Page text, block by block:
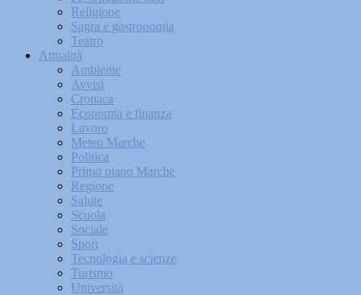
Religione
Sagra e gastronomia
Teatro
Attualità
Ambiente
Avvisi
Cronaca
Economia e finanza
Lavoro
Meteo Marche
Politica
Primo piano Marche
Regione
Salute
Scuola
Sociale
Sport
Tecnologia e scienze
Turismo
Università